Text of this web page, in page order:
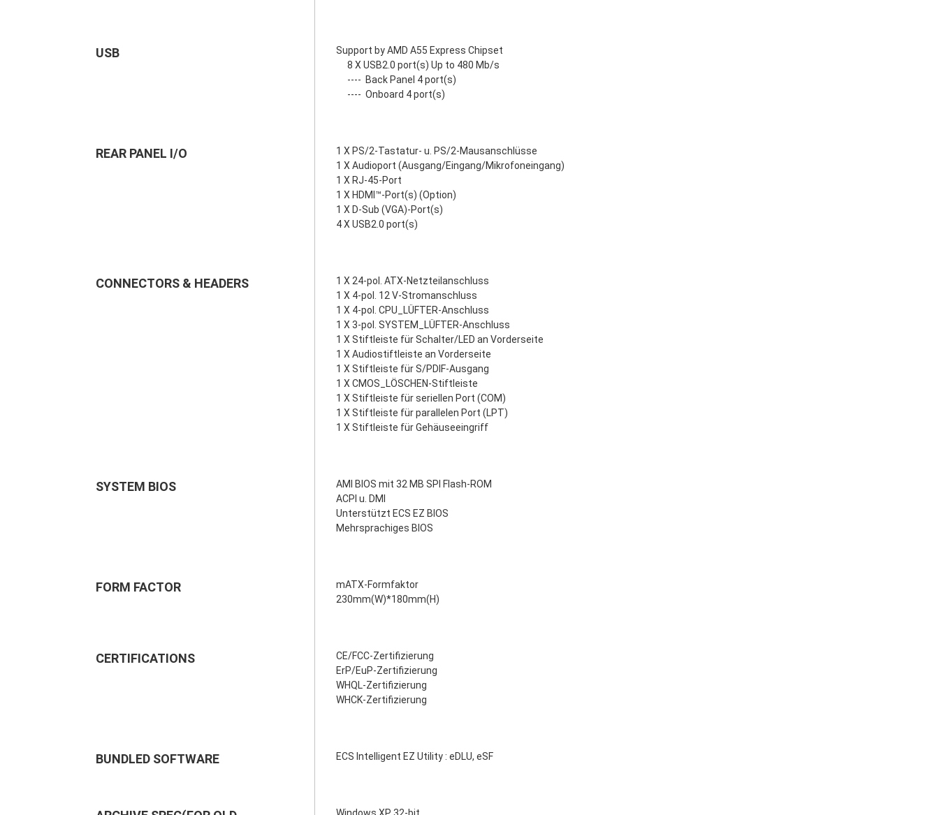
USB
Support by AMD A55 Express Chipset
8 X USB2.0 port(s) Up to 480 Mb/s
---- Back Panel 4 port(s)
---- Onboard 4 port(s)
REAR PANEL I/O
1 X PS/2-Tastatur- u. PS/2-Mausanschlüsse
1 X Audioport (Ausgang/Eingang/Mikrofoneingang)
1 X RJ-45-Port
1 X HDMI™-Port(s) (Option)
1 X D-Sub (VGA)-Port(s)
4 X USB2.0 port(s)
CONNECTORS & HEADERS
1 X 24-pol. ATX-Netzteilanschluss
1 X 4-pol. 12 V-Stromanschluss
1 X 4-pol. CPU_LÜFTER-Anschluss
1 X 3-pol. SYSTEM_LÜFTER-Anschluss
1 X Stiftleiste für Schalter/LED an Vorderseite
1 X Audiostiftleiste an Vorderseite
1 X Stiftleiste für S/PDIF-Ausgang
1 X CMOS_LÖSCHEN-Stiftleiste
1 X Stiftleiste für seriellen Port (COM)
1 X Stiftleiste für parallelen Port (LPT)
1 X Stiftleiste für Gehäuseeingriff
SYSTEM BIOS
AMI BIOS mit 32 MB SPI Flash-ROM
ACPI u. DMI
Unterstützt ECS EZ BIOS
Mehrsprachiges BIOS
FORM FACTOR
mATX-Formfaktor
230mm(W)*180mm(H)
CERTIFICATIONS
CE/FCC-Zertifizierung
ErP/EuP-Zertifizierung
WHQL-Zertifizierung
WHCK-Zertifizierung
BUNDLED SOFTWARE ECS Intelligent EZ Utility : eDLU, eSF